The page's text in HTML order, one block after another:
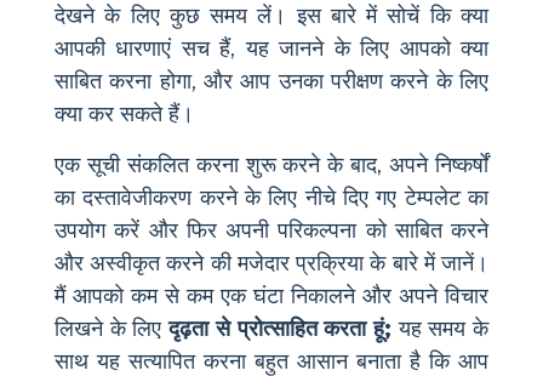
देखने के लिए कुछ समय लें। इस बारे में सोचें कि क्या
आपकी धारणाएं सच हैं, यह जानने के लिए आपको क्या
साबित करना होगा, और आप उनका परीक्षण करने के लिए
क्या कर सकते हैं।
एक सूची संकलित करना शुरू करने के बाद, अपने निष्कर्षों
का दस्तावेजीकरण करने के लिए नीचे दिए गए टेम्पलेट का
उपयोग करें और फिर अपनी परिकल्पना को साबित करने
और अस्वीकृत करने की मजेदार प्रक्रिया के बारे में जानें।
मैं आपको कम से कम एक घंटा निकालने और अपने विचार
लिखने के लिएदृढ़ता से प्रोत्साहित करता हूं; यह समय के
साथ यह सत्यापित करना बहुत आसान बनाता है कि आप